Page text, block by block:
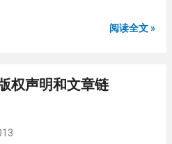
成虫或虫卵。 淋病：淋病也会感染
。 肛周瘙痒的治疗 治疗的首要问
看感染性的还是过敏性的？或者
针对病因治疗，如抗真菌、抗生
性疾病的局部表现，如扁平苔
码对Blogger新模板都不适用。
高的人真不行，那就自力更生。
在模板内使用Ctrl+F 3. 在前插
javascript'> var
= 120;
阅读全文 »
权声明和文章链